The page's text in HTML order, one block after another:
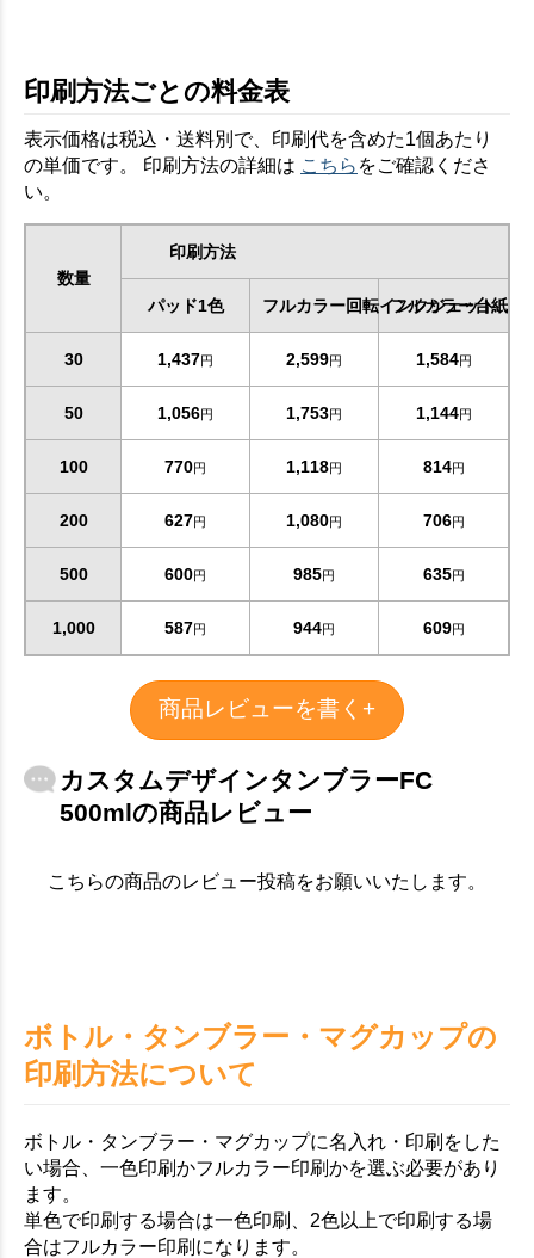
印刷方法ごとの料金表
表示価格は税込・送料別で、印刷代を含めた1個あたり
の単価です。 印刷方法の詳細は こちら をご確認くださ
い。
数量
印刷方法
パッド1色 フルカラー回転インクジェット
フルカラー台紙
30 1,437円 2,599円 1,584円
50 1,056円 1,753円 1,144円
100 770円 1,118円 814円
200 627円 1,080円 706円
500 600円 985円 635円
1,000 587円 944円 609円
商品レビューを書く+
カスタムデザインタンブラーFC
500mlの商品レビュー
こちらの商品のレビュー投稿をお願いいたします。
ボトル・タンブラー・マグカップの
印刷方法について
ボトル・タンブラー・マグカップに名入れ・印刷をした
い場合、一色印刷かフルカラー印刷かを選ぶ必要があり
ます。
単色で印刷する場合は一色印刷、2色以上で印刷する場
合はフルカラー印刷になります。